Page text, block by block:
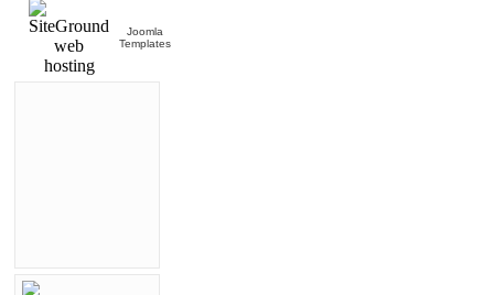
Joomla
Templates